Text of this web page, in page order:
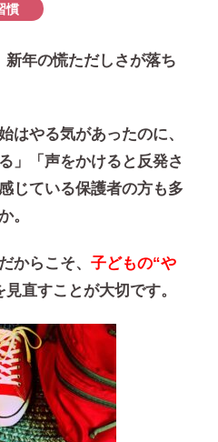
慣
年の慌ただしさが落ち
始はやる気があったのに、
」「声をかけると反発さ
じている保護者の方も多
。
からこそ、 子どもの“や
見直すことが大切です。